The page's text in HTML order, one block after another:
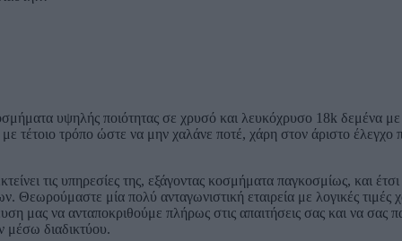
υψηλής ποιότητας σε χρυσό και λευκόχρυσο 18k δεμένα με
τέτοιο τρόπο ώστε να μην χαλάνε ποτέ, χάρη στον άριστο έλεγχο
τις υπηρεσίες της, εξάγοντας κοσμήματα παγκοσμίως, και
μία πολύ ανταγωνιστική εταιρεία με λογικές τιμές
μας να ανταποκριθούμε πλήρως στις απαιτήσεις σας και να
μέσω διαδικτύου.